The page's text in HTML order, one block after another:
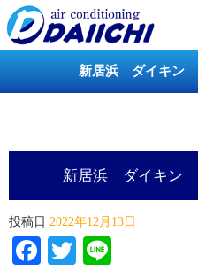
新居浜 ダイキン
新居浜 ダイキン
投稿日 2022年12月13日
Facebook
Twitter